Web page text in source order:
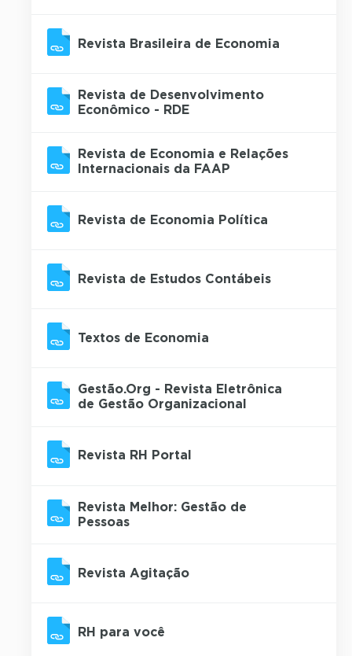
Revista Brasileira de Economia
Revista de Desenvolvimento
Econômico - RDE
Revista de Economia e Relações
Internacionais da FAAP
Revista de Economia Política
Revista de Estudos Contábeis
Textos de Economia
Gestão.Org - Revista Eletrônica
de Gestão Organizacional
Revista RH Portal
Revista Melhor: Gestão de
Pessoas
Revista Agitação
RH para você